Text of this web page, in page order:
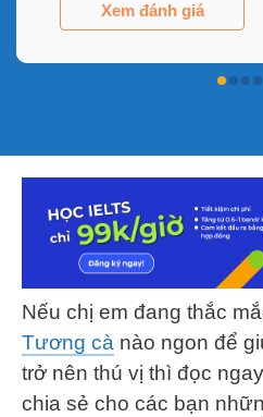
Xem đánh giá
Nếu chị em đang thắc
Tương cà nào ngon để
trở nên thú vị thì đọc
chia sẻ cho các bạn